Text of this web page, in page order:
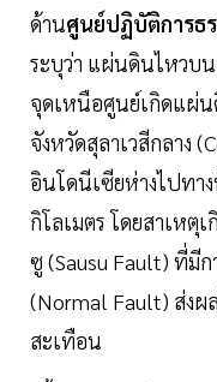
ด้านศูนย์ปฏิบัติการ
ระบุว่า แผ่นดินไหวบ
จุดเหนือศูนย์เกิดแผ่น
จังหวัดสุลาเวสีกลาง
อินโดนีเซียห่างไปทา
กิโลเมตร โดยสาเหตุ
ซู (Sausu Fault) ที่มี
(Normal Fault) ส่งผ
สะเทือน